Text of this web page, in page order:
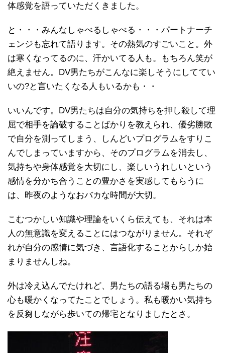
体感覚を語っていただくきました。
と・・・みんなしゃべるしゃべる・・・パートナーチ
ェンジも忘れて語ります。その熱気のすごいこと。外
は寒くなってるのに、汗かいてる人も。もちろん笑が
絶えません。DV男たちがこんなに楽しそうにしててい
いの?と言いたくなる人もいるかも・・
いいんです。DV男たちは自分の気持ちを押し殺して理
屈で相手を論破することばかりを教えられ、優劣勝敗
で自分を測ってしまう、しんどいプログラムをすりこ
んでしまっていますから、そのプログラムを消去し、
気持ちや身体感覚を大切にし、楽しいうれしいという
感情を分かち合うことの豊かさを実感してもらうに
は、昨夜のようなおバカな時間が大切。
こむつかしい知識や理論をいくら伝えても、それは本
人の無意識を変えることにはつながりません。それぞ
れが自分の感情に気づき、言語化することからしか始
まりませんしね。
外は冷え込んでたけれど、男たちの語る場も男たちの
心も暖かくなってたことでしょう。私も暖かい気持ち
を反芻しながら歩いての帰宅となりましたとさ。